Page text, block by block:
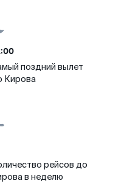
поздний вылет
Кирова
рейсов до
в неделю